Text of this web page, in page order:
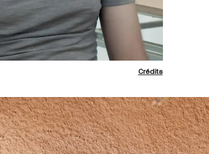
Crédits